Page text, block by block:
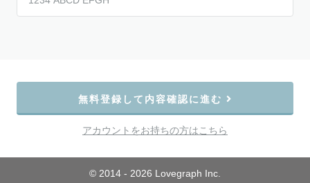
無料登録して内容確認に進む
アカウントをお持ちの方はこちら
© 2014 - 2026 Lovegraph Inc.